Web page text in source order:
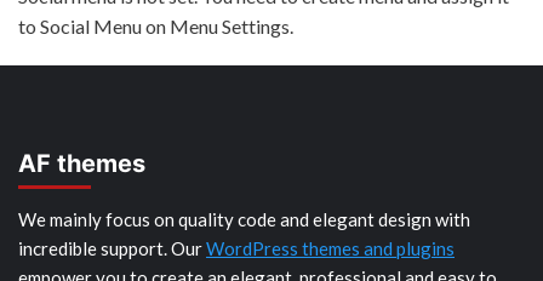
to Social Menu on Menu Settings.
AF themes
We mainly focus on quality code and elegant design with
incredible support. OurWordPress themes and plugins